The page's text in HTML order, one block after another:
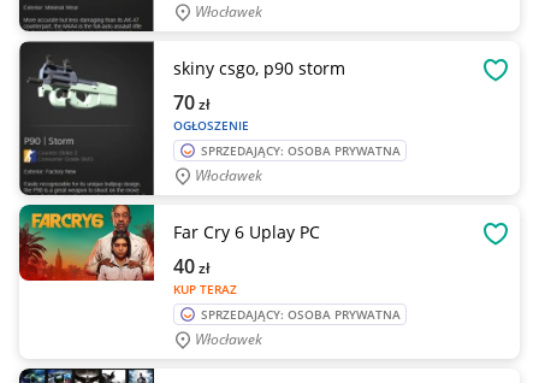
Włocławek
skiny csgo, p90 storm
OGŁOSZENIE
70zł
SPRZEDAJĄCY: OSOBA PRYWATNA
Włocławek
Far Cry 6 Uplay PC
KUP TERAZ
40zł
SPRZEDAJĄCY: OSOBA PRYWATNA
Włocławek